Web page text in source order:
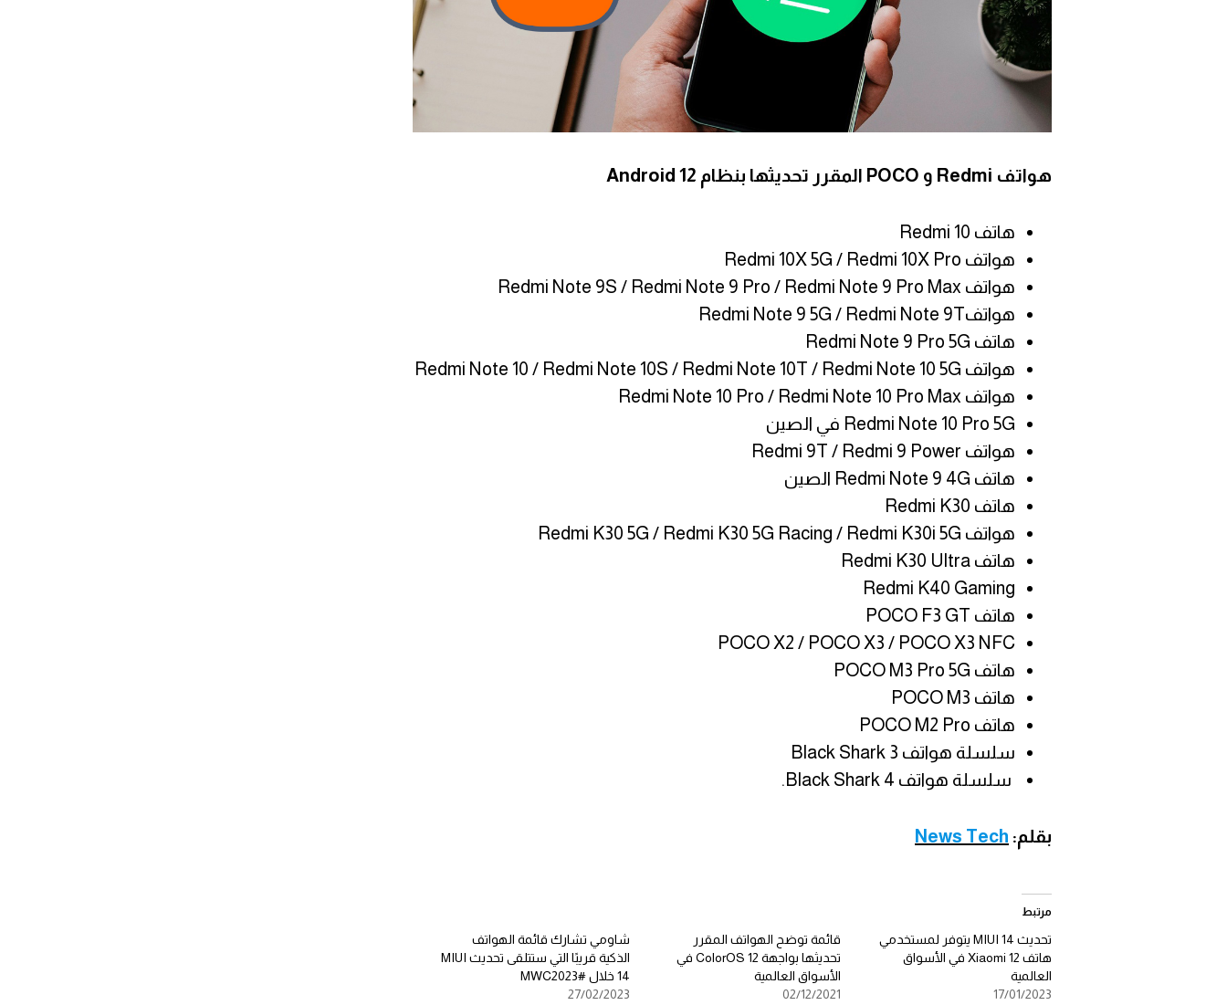
هواتف Redmi و POCO المقرر تحديثها بنظام Android 12
هاتف Redmi 10
هواتف Redmi 10X 5G / Redmi 10X Pro
هواتف Redmi Note 9S / Redmi Note 9 Pro / Redmi Note 9 Pro Max
هواتفRedmi Note 9 5G / Redmi Note 9T
هاتف Redmi Note 9 Pro 5G
هواتف Redmi Note 10 / Redmi Note 10S / Redmi Note 10T / Redmi Note 10 5G
هواتف Redmi Note 10 Pro / Redmi Note 10 Pro Max
Redmi Note 10 Pro 5G في الصين
هواتف Redmi 9T / Redmi 9 Power
هاتف Redmi Note 9 4G الصين
هاتف Redmi K30
هواتف Redmi K30 5G / Redmi K30 5G Racing / Redmi K30i 5G
هاتف Redmi K30 Ultra
Redmi K40 Gaming
هاتف POCO F3 GT
POCO X2 / POCO X3 / POCO X3 NFC
هاتف POCO M3 Pro 5G
هاتف POCO M3
هاتف POCO M2 Pro
سلسلة هواتف Black Shark 3
سلسلة هواتف Black Shark 4.
بقلم: News Tech
مرتبط
تحديث MIUI 14 يتوفر لمستخدمي
هاتف Xiaomi 12 في الأسواق
العالمية
17/01/2023
قائمة توضح الهواتف المقرر
تحديثها بواجهة ColorOS 12 في
الأسواق العالمية
02/12/2021
شاومي تشارك قائمة الهواتف
الذكية قريبًا التي ستتلقى تحديث MIUI
14 خلال #MWC2023
27/02/2023